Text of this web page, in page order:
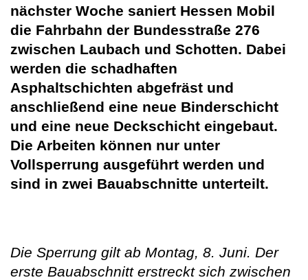
nächster Woche saniert Hessen Mobil
die Fahrbahn der Bundesstraße 276
zwischen Laubach und Schotten. Dabei
werden die schadhaften
Asphaltschichten abgefräst und
anschließend eine neue Binderschicht
und eine neue Deckschicht eingebaut.
Die Arbeiten können nur unter
Vollsperrung ausgeführt werden und
sind in zwei Bauabschnitte unterteilt.
Die Sperrung gilt ab Montag, 8. Juni. Der
erste Bauabschnitt erstreckt sich zwischen